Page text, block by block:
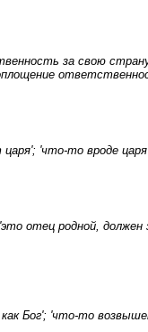
за свою
царя'; 'что-то вроде
отец родной,
Бог'; 'что-то